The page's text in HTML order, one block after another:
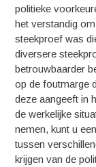
politieke
het verstandig
steekproef was
diversere
betrouwbaarder
op de foutmarge
deze aangeeft in
de werkelijke
nemen, kunt u
tussen
krijgen van de